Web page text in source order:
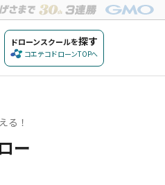
ビ
記事メディア
について
ドローンスクールを探す
コエテコドローンTOPへ
る！
ー